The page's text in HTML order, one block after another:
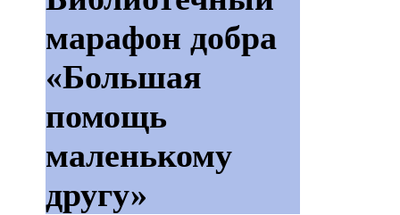
марафон добра
«Большая
помощь
маленькому
другу»